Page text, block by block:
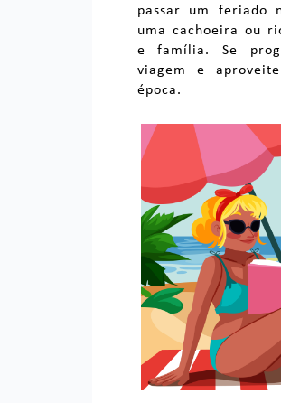
passar um
uma cachoeira ou
e família. Se
viagem e
época.